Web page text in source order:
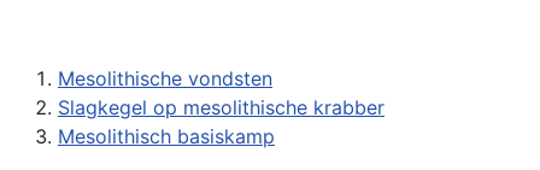
Mesolithische vondsten
Slagkegel op mesolithische krabber
Mesolithisch basiskamp